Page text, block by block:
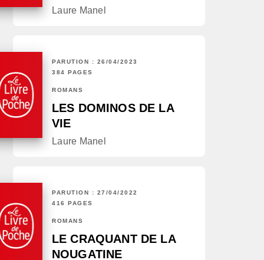
Laure Manel
PARUTION : 26/04/2023
384 PAGES
ROMANS
LES DOMINOS DE LA
VIE
Laure Manel
PARUTION : 27/04/2022
416 PAGES
ROMANS
LE CRAQUANT DE LA
NOUGATINE